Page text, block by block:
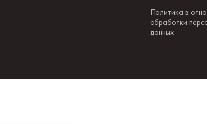
Политика в
обработки
данных